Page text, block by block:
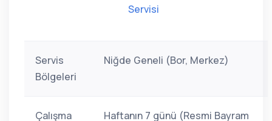
Servisi
Servis
Bölgeleri
Niğde Geneli (Bor, Merkez)
Çalışma
Haftanın 7 günü (Resmi Bayram